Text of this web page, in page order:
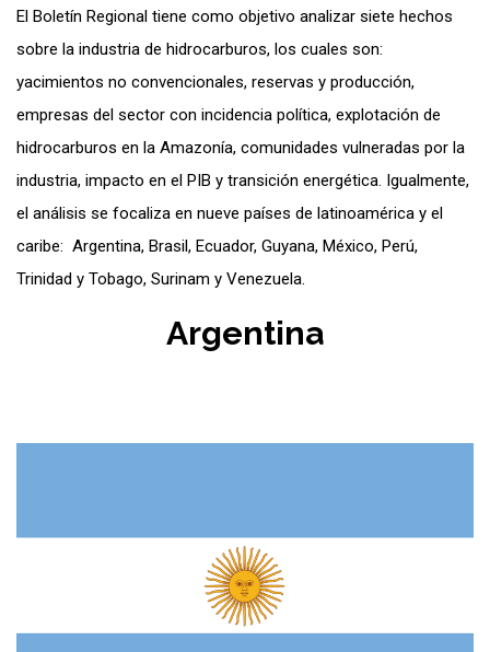
El Boletín Regional tiene como objetivo analizar siete hechos
sobre la industria de hidrocarburos, los cuales son:
yacimientos no convencionales, reservas y producción,
empresas del sector con incidencia política, explotación de
hidrocarburos en la Amazonía, comunidades vulneradas por la
industria, impacto en el PIB y transición energética. Igualmente,
el análisis se focaliza en nueve países de latinoamérica y el
caribe: Argentina, Brasil, Ecuador, Guyana, México, Perú,
Trinidad y Tobago, Surinam y Venezuela.
Argentina